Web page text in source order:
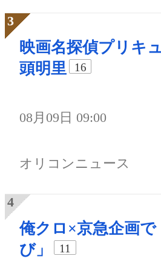
映画名探偵プリキ
頭明里
16
08月09日 09:00
オリコンニュース
俺クロ×京急企画で
び」
11